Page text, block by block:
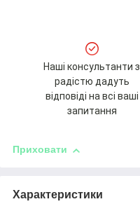
Наші консультанти з
радістю дадуть
відповіді на всі ваші
запитання
Приховати
Характеристики